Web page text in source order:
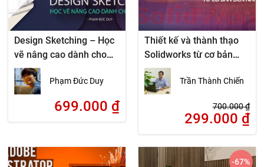
Design Sketching – Học
vẽ nâng cao dành cho
họa sỹ
Phạm Đức Duy
699.000 ₫
Thiết kế và thành thạo
Solidworks từ cơ bản
đến nâng cao
Trần Thành Chiến
700.000₫
299.000 ₫
-67%